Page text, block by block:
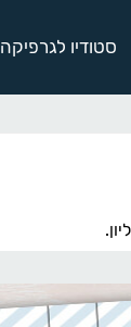
סטודיו לגרפיקה